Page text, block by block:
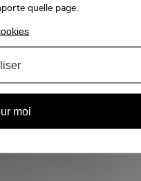
quelle page.
moi